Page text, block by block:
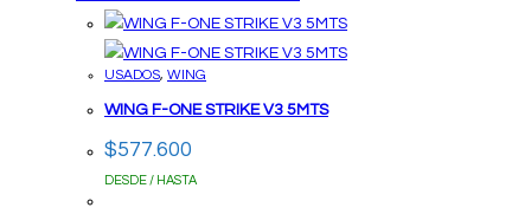
USADOS, WING
WING F-ONE STRIKE V3 5MTS
$577.600
DESDE / HASTA